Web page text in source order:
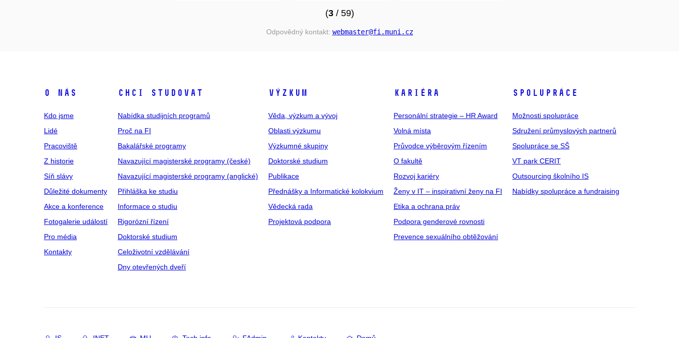
(3/ 59)
Odpovědný kontakt: webmaster@fi .muni .cz
O NÁS
Kdo jsme
Lidé
Pracoviště
Z historie
Síň slávy
Důležité dokumenty
Akce a konference
Fotogalerie událostí
Pro média
Kontakty
CHCI STUDOVAT
Nabídka studijních programů
Proč na FI
Bakalářské programy
Navazující magisterské programy (české)
Navazující magisterské programy (anglické)
Přihláška ke studiu
Informace o studiu
Rigorózní řízení
Doktorské studium
Celoživotní vzdělávání
Dny otevřených dveří
VÝZKUM
Věda, výzkum a vývoj
Oblasti výzkumu
Výzkumné skupiny
Doktorské studium
Publikace
Přednášky a Informatické kolokvium
Vědecká rada
Projektová podpora
KARIÉRA
Personální strategie – HR Award
Volná místa
Průvodce výběrovým řízením
O fakultě
Rozvoj kariéry
Ženy v IT – inspirativní ženy na FI
Etika a ochrana práv
Podpora genderové rovnosti
Prevence sexuálního obtěžování
SPOLUPRÁCE
Možnosti spolupráce
Sdružení průmyslových partnerů
Spolupráce se SŠ
VT park CERIT
Outsourcing školního IS
Nabídky spolupráce a fundraising